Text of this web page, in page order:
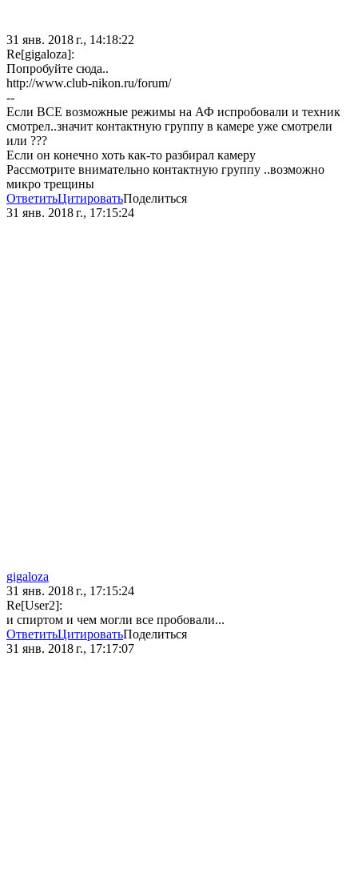
31 янв. 2018 г., 14:18:22
Re[gigaloza]:
Попробуйте сюда..
http://www.club-nikon.ru/forum/
--
Если ВСЕ возможные режимы на АФ испробовали и техник
смотрел..значит контактную группу в камере уже смотрели
или ???
Если он конечно хоть как-то разбирал камеру
Рассмотрите внимательно контактную группу ..возможно
микро трещины
ОтветитьЦитироватьПоделиться
31 янв. 2018 г., 17:15:24
gigaloza
31 янв. 2018 г., 17:15:24
Re[User2]:
и спиртом и чем могли все пробовали...
ОтветитьЦитироватьПоделиться
31 янв. 2018 г., 17:17:07